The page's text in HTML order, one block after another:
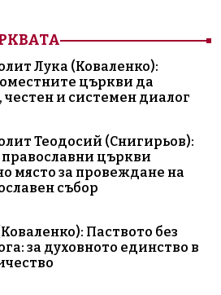
Лука (Коваленко):
църкви да
честен и системен диалог
Теодосий (Снигирьов):
църкви
място за провеждане на
събор
Паството без
за духовното единство в